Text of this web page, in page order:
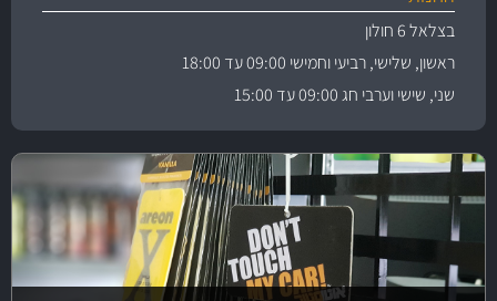
בצלאל 6 חולון
ראשון, שלישי, רביעי וחמישי 09:00 עד 18:00
שני, שישי וערבי חג 09:00 עד 15:00